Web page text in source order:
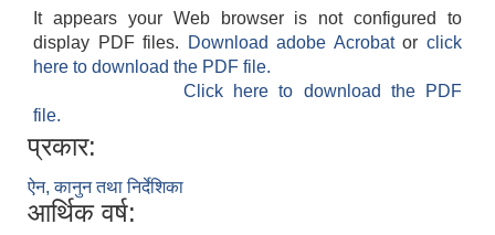
It appears your Web browser is not configured to
display PDF files.
Download adobe Acrobatorclick
here to download the PDF file.
Click here to download the PDF
file.
प्रकार:
ऐन, कानुन तथा निर्देशिका
आर्थिक वर्ष: